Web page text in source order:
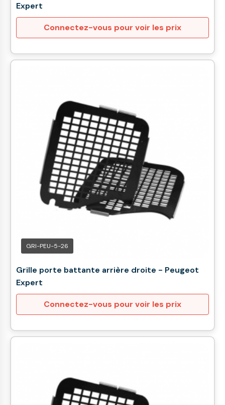
Expert
Connectez-vous pour voir les prix
GRI-PEU-5-26
Grille porte battante arrière droite - Peugeot
Expert
Connectez-vous pour voir les prix